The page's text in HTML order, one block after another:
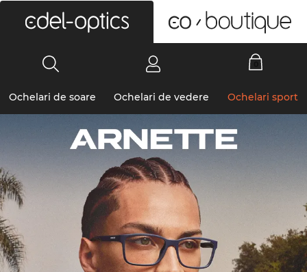
Ochelari de soare Ochelari de vedere Ochelari sport